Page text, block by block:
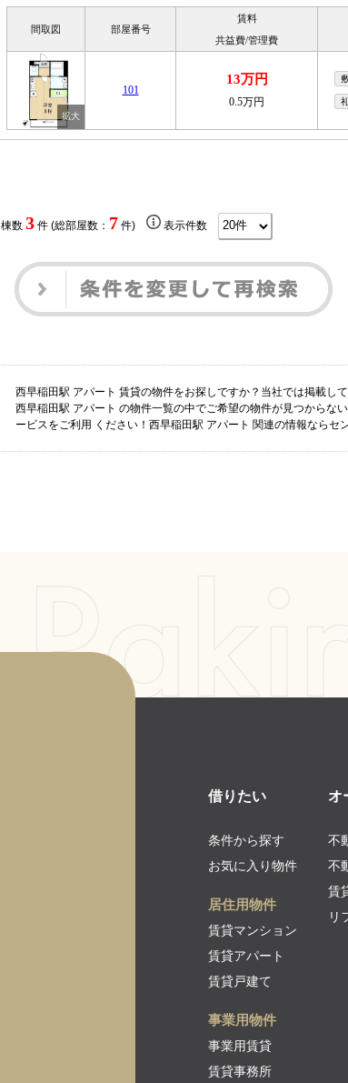
間取図 部屋番号
賃料
共益費/管理費
101
13万円
0.5万円
棟数 3 件 (総部屋数： 7 件) 表示件数
西早稲田駅 アパート 賃貸の物件をお探しですか？当社では掲載し
西早稲田駅 アパート の物件一覧の中でご希望の物件が見つからな
ービスをご利用 ください！西早稲田駅 アパート 関連の情報ならセ
借りたい
条件から探す
お気に入り物件
居住用物件
賃貸マンション
賃貸アパート
賃貸戸建て
事業用物件
事業用賃貸
賃貸事務所
オ
不
不
賃
リ